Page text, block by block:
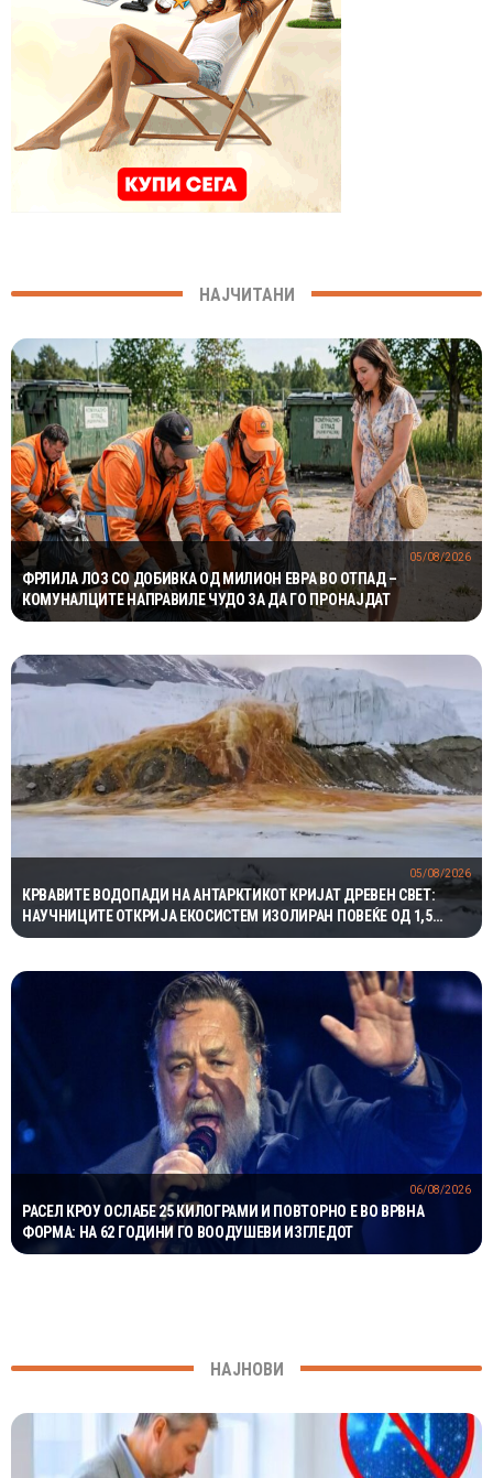
НАЈЧИТАНИ
ФРЛИЛА ЛОЗ СО ДОБИВКА ОД МИЛИОН ЕВРА ВО ОТПАД –
КОМУНАЛЦИТЕ НАПРАВИЛЕ ЧУДО ЗА ДА ГО ПРОНАЈДАТ
05/08/2026
КРВАВИТЕ ВОДОПАДИ НА АНТАРКТИКОТ КРИЈАТ ДРЕВЕН СВЕТ:
НАУЧНИЦИТЕ ОТКРИЈА ЕКОСИСТЕМ ИЗОЛИРАН ПОВЕЌЕ ОД 1,5
МИЛИОНИ ГОДИНИ
05/08/2026
РАСЕЛ КРОУ ОСЛАБЕ 25 КИЛОГРАМИ И ПОВТОРНО Е ВО ВРВНА
ФОРМА: НА 62 ГОДИНИ ГО ВООДУШЕВИ ИЗГЛЕДОТ
06/08/2026
НАЈНОВИ